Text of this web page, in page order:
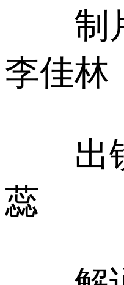
制
李佳林
出
蕊